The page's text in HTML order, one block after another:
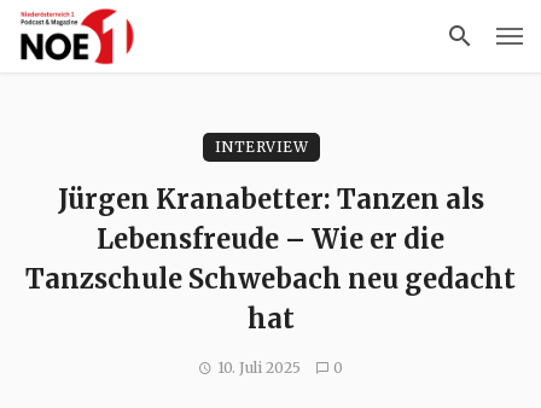
INTERVIEW
Jürgen Kranabetter: Tanzen als
Lebensfreude – Wie er die
Tanzschule Schwebach neu gedacht
hat
10. Juli 2025 0